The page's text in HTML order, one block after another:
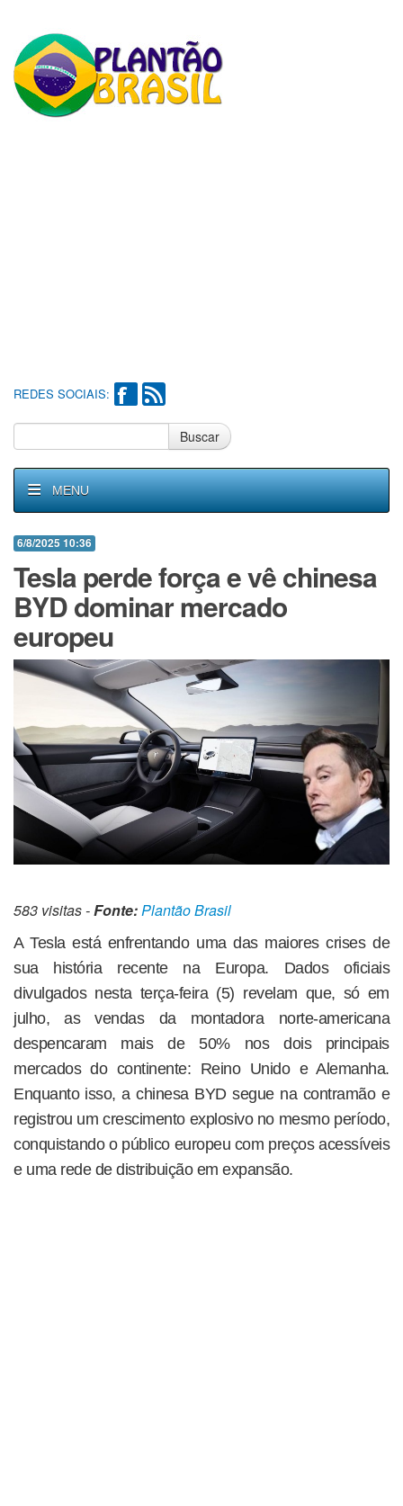
REDES SOCIAIS:
Buscar
MENU
6/8/2025 10:36
Tesla perde força e vê chinesa
BYD dominar mercado
europeu
583 visitas -Fonte:Plantão Brasil
A Tesla está enfrentando uma das maiores crises de
sua história recente na Europa. Dados oficiais
divulgados nesta terça-feira (5) revelam que, só em
julho, as vendas da montadora norte-americana
despencaram mais de 50% nos dois principais
mercados do continente: Reino Unido e Alemanha.
Enquanto isso, a chinesa BYD segue na contramão e
registrou um crescimento explosivo no mesmo período,
conquistando o público europeu com preços acessíveis
e uma rede de distribuição em expansão.